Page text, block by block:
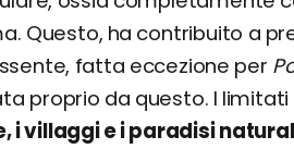
Questo, ha contribuito a
fatta eccezione per
proprio da questo. I
i villaggi e i paradisi